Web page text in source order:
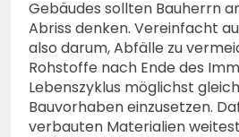
Gebäudes sollten Bauherrn
Abriss denken. Vereinfacht
also darum, Abfälle zu
Rohstoffe nach Ende des
Lebenszyklus möglichst
Bauvorhaben einzusetzen.
verbauten Materialien